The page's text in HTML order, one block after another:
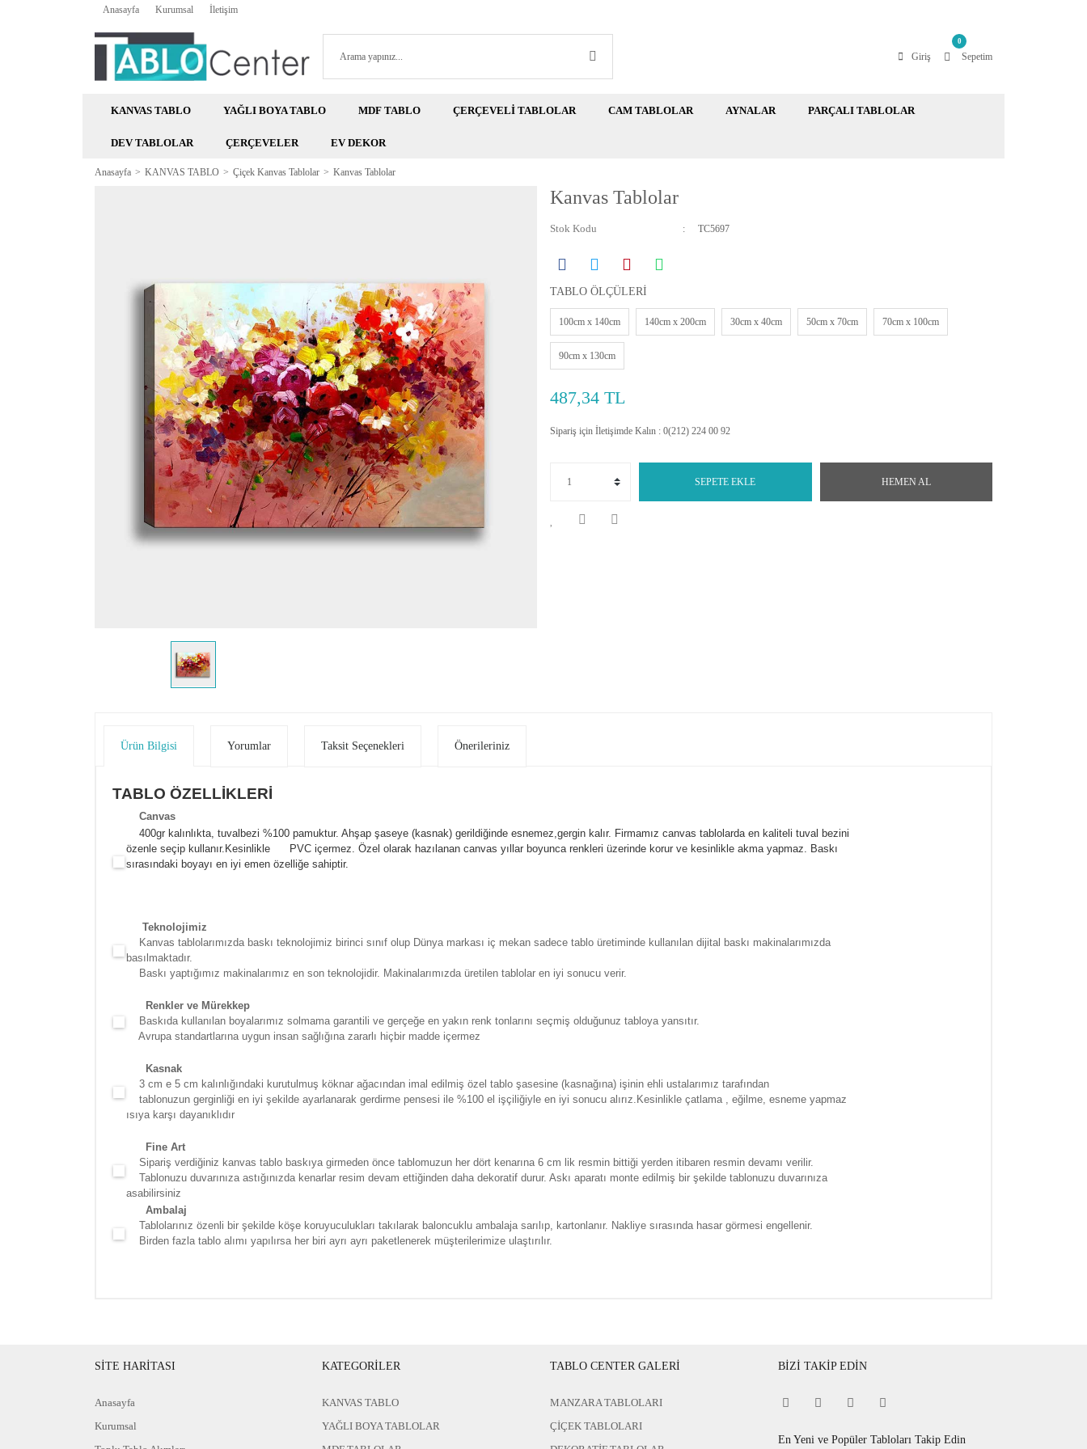
Anasayfa Kurumsal İletişim
Giriş Sepetim
0
KANVAS TABLO YAĞLI BOYA TABLO MDF TABLO ÇERÇEVELİ TABLOLAR CAM TABLOLAR AYNALAR PARÇALI TABLOLAR
DEV TABLOLAR ÇERÇEVELER EV DEKOR
Anasayfa KANVAS TABLO Çiçek Kanvas Tablolar Kanvas Tablolar
Kanvas Tablolar
Stok Kodu TC5697
TABLO ÖLÇÜLERİ
100cm x 140cm 140cm x 200cm 30cm x 40cm 50cm x 70cm 70cm x 100cm
90cm x 130cm
487,34 TL
Sipariş için İletişimde Kalın : 0(212) 224 00 92
SEPETE EKLE HEMEN AL
Ürün Bilgisi Yorumlar Taksit Seçenekleri Önerileriniz
TABLO ÖZELLİKLERİ
Canvas
400gr kalınlıkta, tuvalbezi %100 pamuktur. Ahşap şaseye (kasnak) gerildiğinde esnemez,gergin kalır. Firmamız canvas tablolarda en kaliteli tuval bezini
özenle seçip kullanır. Kesinlikle PVC içermez. Özel olarak hazılanan canvas yıllar boyunca renkleri üzerinde korur ve kesinlikle akma yapmaz. Baskı
sırasındaki boyayı en iyi emen özelliğe sahiptir.
Teknolojimiz
Kanvas tablolarımızda baskı teknolojimiz birinci sınıf olup Dünya markası iç mekan sadece tablo üretiminde kullanılan dijital baskı makinalarımızda
basılmaktadır.
Baskı yaptığımız makinalarımız en son teknolojidir. Makinalarımızda üretilen tablolar en iyi sonucu verir.
Renkler ve Mürekkep
Baskıda kullanılan boyalarımız solmama garantili ve gerçeğe en yakın renk tonlarını seçmiş olduğunuz tabloya yansıtır.
Avrupa standartlarına uygun insan sağlığına zararlı hiçbir madde içermez
Kasnak
3 cm e 5 cm kalınlığındaki kurutulmuş köknar ağacından imal edilmiş özel tablo şasesine (kasnağına) işinin ehli ustalarımız tarafından
tablonuzun gerginliği en iyi şekilde ayarlanarak gerdirme pensesi ile %100 el işçiliğiyle en iyi sonucu alırız.Kesinlikle çatlama , eğilme, esneme yapmaz
ısıya karşı dayanıklıdır
Fine Art
Sipariş verdiğiniz kanvas tablo baskıya girmeden önce tablomuzun her dört kenarına 6 cm lik resmin bittiği yerden itibaren resmin devamı verilir.
Tablonuzu duvarınıza astığınızda kenarlar resim devam ettiğinden daha dekoratif durur. Askı aparatı monte edilmiş bir şekilde tablonuzu duvarınıza
asabilirsiniz
Ambalaj
Tablolarınız özenli bir şekilde köşe koruyuculukları takılarak baloncuklu ambalaja sarılıp, kartonlanır. Nakliye sırasında hasar görmesi engellenir.
Birden fazla tablo alımı yapılırsa her biri ayrı ayrı paketlenerek müşterilerimize ulaştırılır.
SİTE HARİTASI
Anasayfa
Kurumsal
KATEGORİLER
KANVAS TABLO
YAĞLI BOYA TABLOLAR
TABLO CENTER GALERİ
MANZARA TABLOLARI
ÇİÇEK TABLOLARI
BİZİ TAKİP EDİN
En Yeni ve Popüler Tabloları Takip Edin